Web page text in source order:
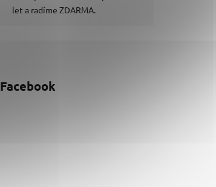
let a radíme ZDARMA.
Facebook